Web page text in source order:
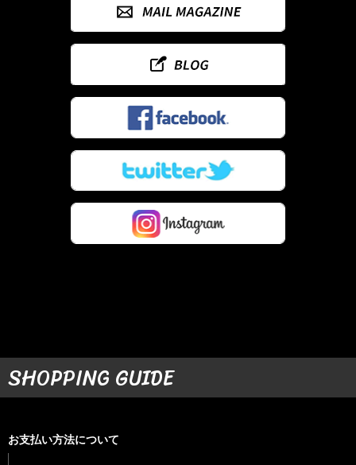
SHOPPING GUIDE
お支払い方法について